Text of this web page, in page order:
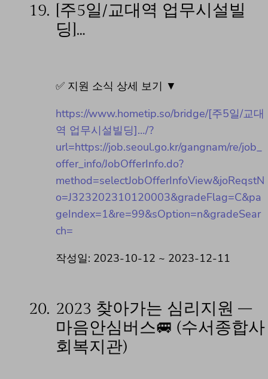
19. [주5일/교대역 업무시설빌
딩]…
✅ 지원 소식 상세 보기 ▼
https://www.hometip.so/bridge/[주5일/교대
역 업무시설빌딩]…/?
url=https://job.seoul.go.kr/gangnam/re/job_
offer_info/JobOfferInfo.do?
method=selectJobOfferInfoView&joReqstN
o=J323202310120003&gradeFlag=C&pa
geIndex=1&re=99&sOption=n&gradeSear
ch=
작성일: 2023-10-12 ~ 2023-12-11
20. 2023 찾아가는 심리지원 –
마음안심버스🚐 (수서종합사
회복지관)